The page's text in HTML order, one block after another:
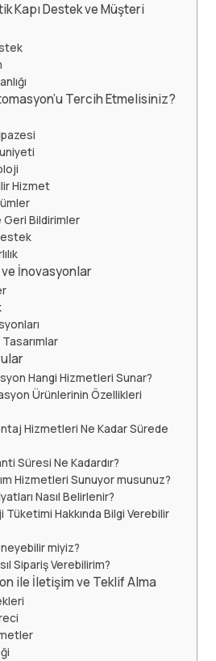
Kapı Destek ve Müşteri
Tercih Etmelisiniz?
Hizmet
Bildirimler
İnovasyonlar
Tasarımlar
Hangi Hizmetleri Sunar?
Ürünlerinin Özellikleri
Hizmetleri Ne Kadar Sürede
Süresi Ne Kadardır?
Hizmetleri Sunuyor musunuz?
Nasıl Belirlenir?
Tüketimi Hakkında Bilgi Verebilir
miyiz?
Sipariş Verebilirim?
ile İletişim ve Teklif Alma